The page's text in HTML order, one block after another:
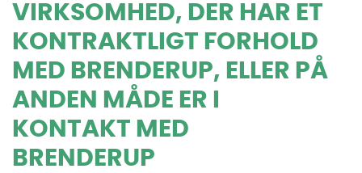
VIRKSOMHED, DER HAR ET
KONTRAKTLIGT FORHOLD
MED BRENDERUP, ELLER PÅ
ANDEN MÅDE ER I
KONTAKT MED
BRENDERUP